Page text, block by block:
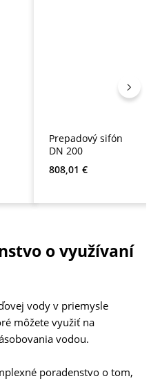
Prepadový sifón
DN 200
Bežná cena:
808,01 €
o využívaní
vody v priemysle
môžete využiť na
vodou.
poradenstvo o tom,